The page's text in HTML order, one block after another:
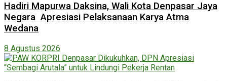
Hadiri Mapurwa Daksina, Wali Kota Denpasar Jaya
Negara Apresiasi Pelaksanaan Karya Atma
Wedana
8 Agustus 2026